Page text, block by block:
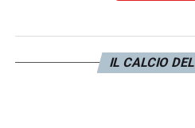
leader di difesa e
bellissimo». IL CALCIO